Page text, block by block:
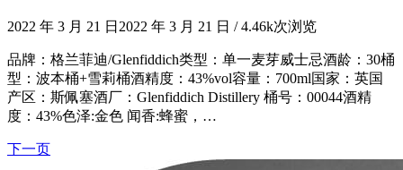
2022 年 3 月 21 日 2022 年 3 月 21 日 /4.46k次浏览
品牌：格兰菲迪/Glenfiddich类型：单一麦芽威士忌酒龄：30桶
型：波本桶+雪莉桶酒精度：43%vol容量：700ml国家：英国
产区：斯佩塞酒厂：Glenfiddich Distillery 桶号：00044酒精
度：43%色泽:金色 闻香:蜂蜜，…
文
下一页